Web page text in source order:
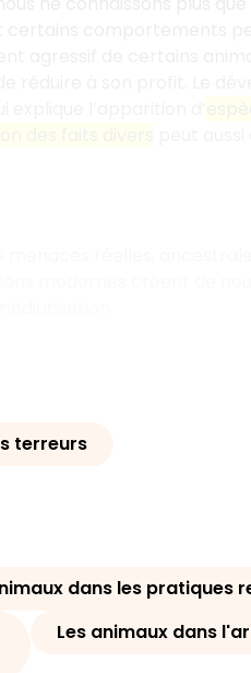
terreurs
dans les pratiques
Les animaux dans